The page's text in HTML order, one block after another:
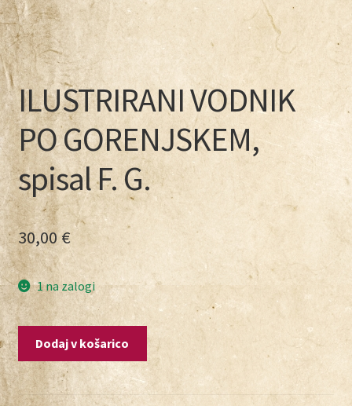
ILUSTRIRANI VODNIK
PO GORENJSKEM,
spisal F. G.
30,00€
1 na zalogi
Dodaj v košarico